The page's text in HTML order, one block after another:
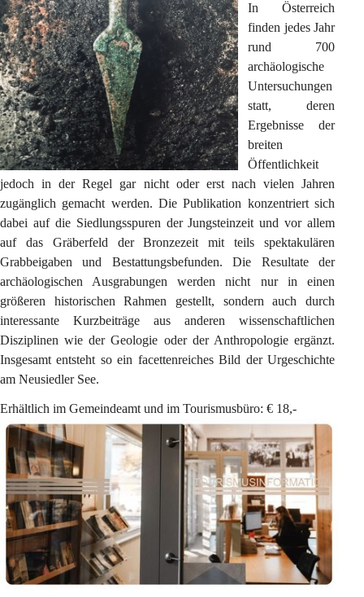
In Österreich
finden jedes Jahr
rund 700
archäologische
Untersuchungen
statt, deren
Ergebnisse der
breiten
Öffentlichkeit
jedoch in der Regel gar nicht oder erst nach vielen Jahren
zugänglich gemacht werden. Die Publikation konzentriert sich
dabei auf die Siedlungsspuren der Jungsteinzeit und vor allem
auf das Gräberfeld der Bronzezeit mit teils spektakulären
Grabbeigaben und Bestattungsbefunden. Die Resultate der
archäologischen Ausgrabungen werden nicht nur in einen
größeren historischen Rahmen gestellt, sondern auch durch
interessante Kurzbeiträge aus anderen wissenschaftlichen
Disziplinen wie der Geologie oder der Anthropologie ergänzt.
Insgesamt entsteht so ein facettenreiches Bild der Urgeschichte
am Neusiedler See.
Erhältlich im Gemeindeamt und im Tourismusbüro: € 18,-